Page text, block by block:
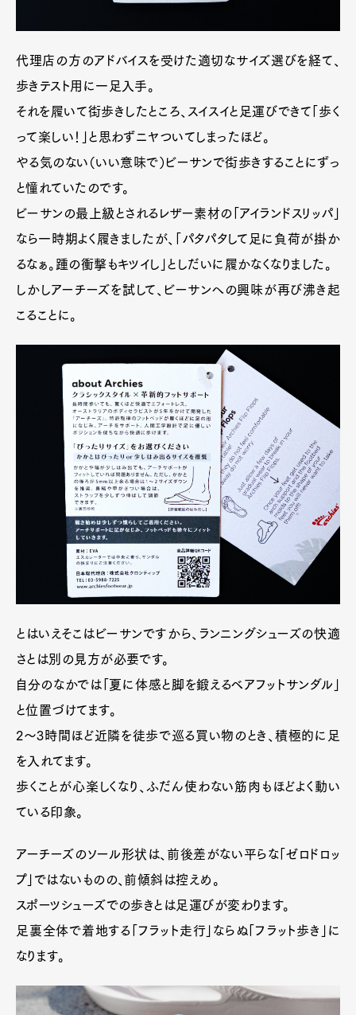
Contact
Pen Meet
Pen international Pen tw
代理店の方のアドバイスを受けた適切なサイズ選びを経て、
歩きテスト用に一足入手。
それを履いて街歩きしたところ、スイスイと足運びできて「歩く
って楽しい！」と思わずニヤついてしまったほど。
やる気のない（いい意味で）ビーサンで街歩きすることにずっ
と憧れていたのです。
ビーサンの最上級とされるレザー素材の「アイランドスリッパ」
なら一時期よく履きましたが、「パタパタして足に負荷が掛か
るなぁ。踵の衝撃もキツイし」としだいに履かなくなりました。
しかしアーチーズを試して、ビーサンへの興味が再び沸き起
こることに。
とはいえそこはビーサンですから、ランニングシューズの快適
さとは別の見方が必要です。
自分のなかでは「夏に体感と脚を鍛えるベアフットサンダル」
と位置づけてます。
2〜3時間ほど近隣を徒歩で巡る買い物のとき、積極的に足
を入れてます。
歩くことが心楽しくなり、ふだん使わない筋肉もほどよく動い
ている印象。
アーチーズのソール形状は、前後差がない平らな「ゼロドロッ
プ」ではないものの、前傾斜は控えめ。
スポーツシューズでの歩きとは足運びが変わります。
足裏全体で着地する「フラット走行」ならぬ「フラット歩き」に
なります。